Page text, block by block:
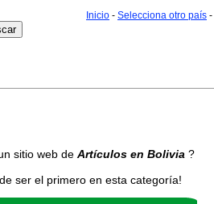
Inicio - Selecciona otro país -
sitio web de Artículos en Bolivia ?
ser el primero en esta categoría!